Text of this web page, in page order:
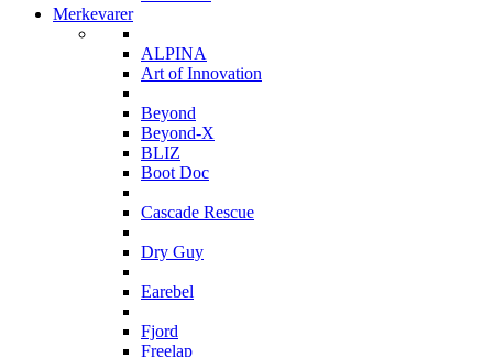
Merkevarer
ALPINA
Art of Innovation
Beyond
Beyond-X
BLIZ
Boot Doc
Cascade Rescue
Dry Guy
Earebel
Fjord
Freelap